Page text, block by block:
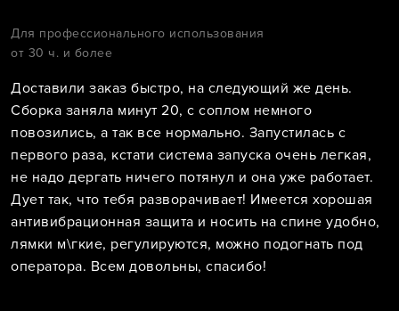
Для профессионального использования
от 30 ч. и более
Доставили заказ быстро, на следующий же день.
Сборка заняла минут 20, с соплом немного
повозились, а так все нормально. Запустилась с
первого раза, кстати система запуска очень легкая,
не надо дергать ничего потянул и она уже работает.
Дует так, что тебя разворачивает! Имеется хорошая
антивибрационная защита и носить на спине удобно,
лямки м\гкие, регулируются, можно подогнать под
оператора. Всем довольны, спасибо!